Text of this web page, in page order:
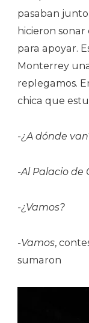
pasaban
hicieron
para apoyar.
Monterrey
replegamos.
chica que
-¿A dónde
-Al Palacio de
-¿Vamos?
-Vamos,
sumaron